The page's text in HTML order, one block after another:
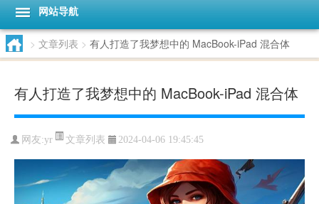
网站导航
> 文章列表 > 有人打造了我梦想中的 MacBook-iPad 混合体
有人打造了我梦想中的 MacBook-iPad 混合体
网友:yr 文章列表 2024-04-06 19:45:45